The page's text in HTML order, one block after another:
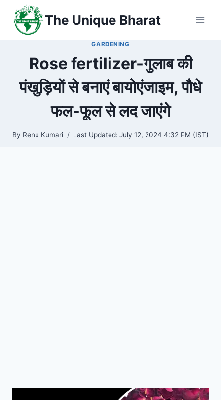
content
The Unique Bharat
GARDENING
Rose fertilizer-गुलाब की
पंखुड़ियों से बनाएं बायोएंजाइम, पौधे
फल-फूल से लद जाएंगे
By Renu Kumari Last Updated: July 12, 2024 4:32 PM (IST)